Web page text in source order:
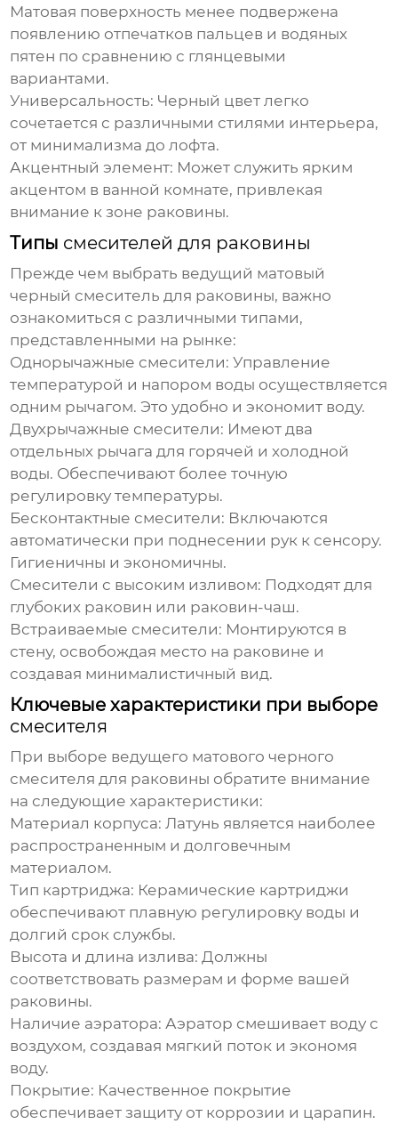
Матовая поверхность менее подвержена
появлению отпечатков пальцев и водяных
пятен по сравнению с глянцевыми
вариантами.
Универсальность: Черный цвет легко
сочетается с различными стилями интерьера,
от минимализма до лофта.
Акцентный элемент: Может служить ярким
акцентом в ванной комнате, привлекая
внимание к зоне раковины.
Типы смесителей для раковины
Прежде чем выбрать ведущий матовый
черный смеситель для раковины, важно
ознакомиться с различными типами,
представленными на рынке:
Однорычажные смесители: Управление
температурой и напором воды осуществляется
одним рычагом. Это удобно и экономит воду.
Двухрычажные смесители: Имеют два
отдельных рычага для горячей и холодной
воды. Обеспечивают более точную
регулировку температуры.
Бесконтактные смесители: Включаются
автоматически при поднесении рук к сенсору.
Гигиеничны и экономичны.
Смесители с высоким изливом: Подходят для
глубоких раковин или раковин-чаш.
Встраиваемые смесители: Монтируются в
стену, освобождая место на раковине и
создавая минималистичный вид.
Ключевые характеристики при выборе
смесителя
При выборе ведущего матового черного
смесителя для раковины обратите внимание
на следующие характеристики:
Материал корпуса: Латунь является наиболее
распространенным и долговечным
материалом.
Тип картриджа: Керамические картриджи
обеспечивают плавную регулировку воды и
долгий срок службы.
Высота и длина излива: Должны
соответствовать размерам и форме вашей
раковины.
Наличие аэратора: Аэратор смешивает воду с
воздухом, создавая мягкий поток и экономя
воду.
Покрытие: Качественное покрытие
обеспечивает защиту от коррозии и царапин.